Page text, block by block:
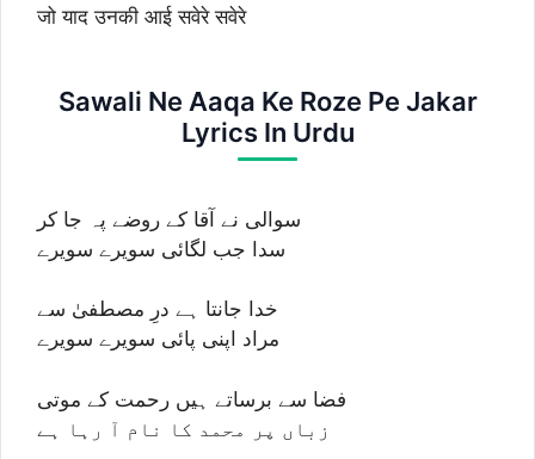
जो याद उनकी आई सवेरे सवेरे
Sawali Ne Aaqa Ke Roze Pe Jakar
Lyrics In Urdu
سوالی نے آقا کے روضے پہ جا کر
سدا جب لگائی سویرے سویرے
خدا جانتا ہے درِ مصطفیٰ سے
مراد اپنی پائی سویرے سویرے
فضا سے برساتے ہیں رحمت کے موتی
زباں پر محمد کا نام آ رہا ہے